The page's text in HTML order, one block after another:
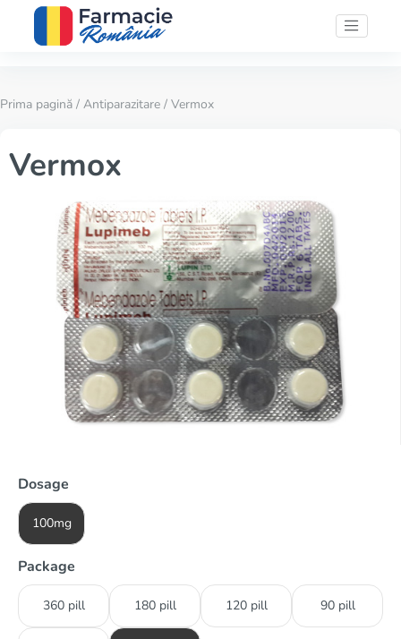
Prima pagină / Antiparazitare / Vermox
Vermox
Dosage
100mg
Package
360 pill 180 pill 120 pill 90 pill